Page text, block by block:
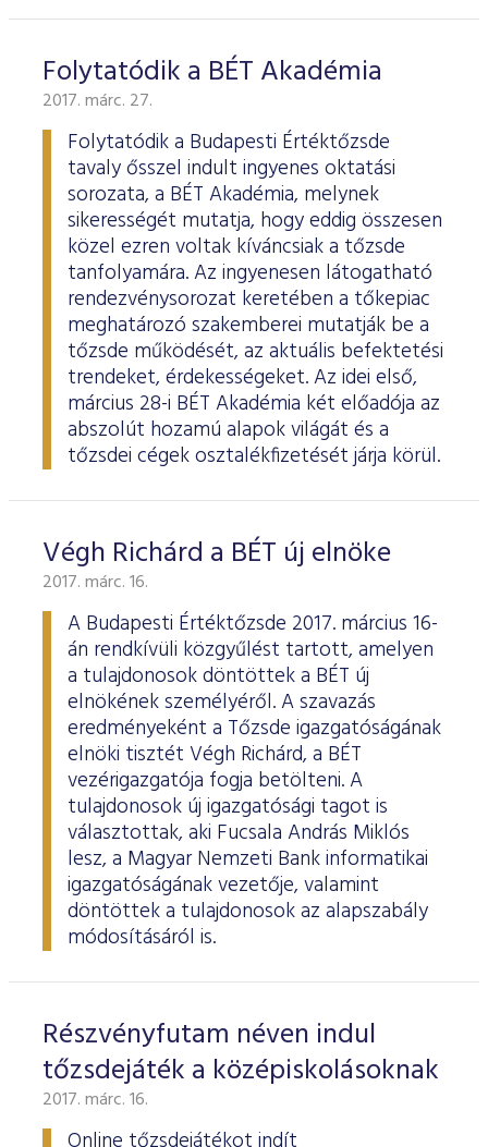
Folytatódik a BÉT Akadémia
2017. márc. 27.
Folytatódik a Budapesti Értéktőzsde
tavaly ősszel indult ingyenes oktatási
sorozata, a BÉT Akadémia, melynek
sikerességét mutatja, hogy eddig összesen
közel ezren voltak kíváncsiak a tőzsde
tanfolyamára. Az ingyenesen látogatható
rendezvénysorozat keretében a tőkepiac
meghatározó szakemberei mutatják be a
tőzsde működését, az aktuális befektetési
trendeket, érdekességeket. Az idei első,
március 28-i BÉT Akadémia két előadója az
abszolút hozamú alapok világát és a
tőzsdei cégek osztalékfizetését járja körül.
Végh Richárd a BÉT új elnöke
2017. márc. 16.
A Budapesti Értéktőzsde 2017. március 16-
án rendkívüli közgyűlést tartott, amelyen
a tulajdonosok döntöttek a BÉT új
elnökének személyéről. A szavazás
eredményeként a Tőzsde igazgatóságának
elnöki tisztét Végh Richárd, a BÉT
vezérigazgatója fogja betölteni. A
tulajdonosok új igazgatósági tagot is
választottak, aki Fucsala András Miklós
lesz, a Magyar Nemzeti Bank informatikai
igazgatóságának vezetője, valamint
döntöttek a tulajdonosok az alapszabály
módosításáról is.
Részvényfutam néven indul
tőzsdejáték a középiskolásoknak
2017. márc. 16.